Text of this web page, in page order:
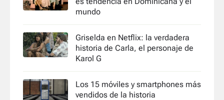
mundo
Griselda en Netflix: la verdadera
historia de Carla, el personaje de
Karol G
Los 15 móviles y smartphones más
vendidos de la historia